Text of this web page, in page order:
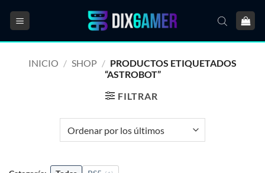
INICIO / SHOP / PRODUCTOS ETIQUETADOS
“ASTROBOT”
FILTRAR